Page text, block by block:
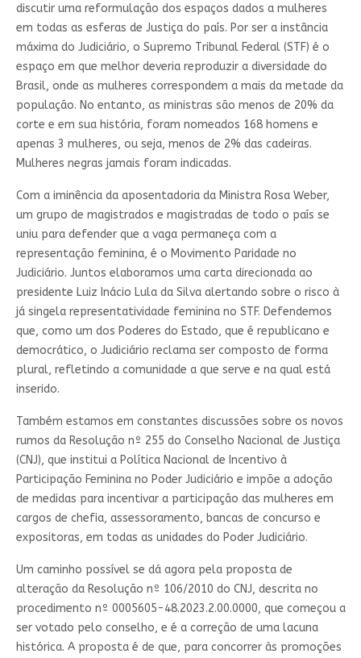
discutir uma reformulação dos espaços dados a mulheres
em todas as esferas de Justiça do país. Por ser a instância
máxima do Judiciário, o Supremo Tribunal Federal (STF) é o
espaço em que melhor deveria reproduzir a diversidade do
Brasil, onde as mulheres correspondem a mais da metade da
população. No entanto, as ministras são menos de 20% da
corte e em sua história, foram nomeados 168 homens e
apenas 3 mulheres, ou seja, menos de 2% das cadeiras.
Mulheres negras jamais foram indicadas.
Com a iminência da aposentadoria da Ministra Rosa Weber,
um grupo de magistrados e magistradas de todo o país se
uniu para defender que a vaga permaneça com a
representação feminina, é o Movimento Paridade no
Judiciário. Juntos elaboramos uma carta direcionada ao
presidente Luiz Inácio Lula da Silva alertando sobre o risco à
já singela representatividade feminina no STF. Defendemos
que, como um dos Poderes do Estado, que é republicano e
democrático, o Judiciário reclama ser composto de forma
plural, refletindo a comunidade a que serve e na qual está
inserido.
Também estamos em constantes discussões sobre os novos
rumos da Resolução nº 255 do Conselho Nacional de Justiça
(CNJ), que institui a Política Nacional de Incentivo à
Participação Feminina no Poder Judiciário e impõe a adoção
de medidas para incentivar a participação das mulheres em
cargos de chefia, assessoramento, bancas de concurso e
expositoras, em todas as unidades do Poder Judiciário.
Um caminho possível se dá agora pela proposta de
alteração da Resolução nº 106/2010 do CNJ, descrita no
procedimento nº 0005605-48.2023.2.00.0000, que começou a
ser votado pelo conselho, e é a correção de uma lacuna
histórica. A proposta é de que, para concorrer às promoções